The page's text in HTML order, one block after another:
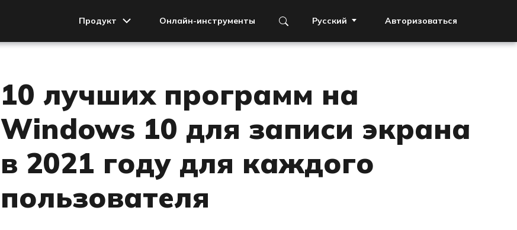
Продукт
HitPaw Video Enhancer
HitPaw VoicePea
HitPaw Compressor
HitPaw MiraCut
Онлайн-инструменты Русский Авторизоваться
10 лучших программ на
Windows 10 для записи экрана
в 2021 году для каждого
пользователя